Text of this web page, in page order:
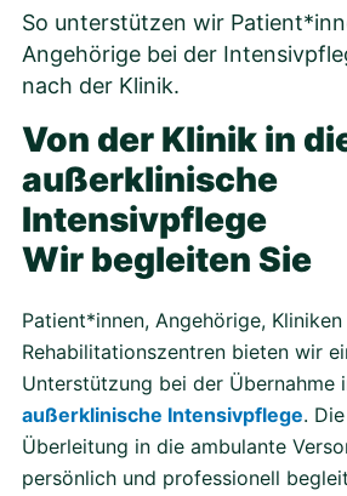
So unterstützen wir
Angehörige bei der
nach der Klinik.
Von der Klinik in
außerklinische
Intensivpflege
Wir begleiten Sie
Patient*innen, Angehörige, Kliniken
Rehabilitationszentren bieten wir
Unterstützung bei der Übernahme
außerklinische Intensivpflege.
Überleitung in die ambulante
persönlich und professionell